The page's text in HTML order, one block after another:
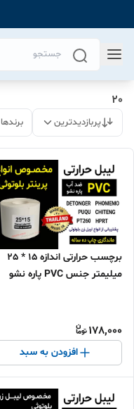
20
پربازدیدترین برندها
برچسب حرارتی اندازه 15 * 25
میلیمتر جنس PVC پاره نشو
178,000
افزودن به سبد